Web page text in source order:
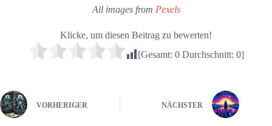
All images from Pexels
Klicke, um diesen Beitrag zu bewerten!
[Gesamt: 0Durchschnitt: 0]
VORHERIGER NÄCHSTER